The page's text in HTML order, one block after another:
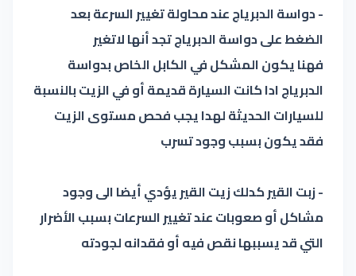
- دواسة الدبرياج عند محاولة تغيير السرعة بعد
الضغط على دواسة الدبرياج تجد أنها لاتغير
فهنا يكون المشكل في الكابل الخاص بدواسة
الدبرياج ادا كانت السيارة قديمة أو في الزيت بالنسبة
للسيارات الحديثة لهدا يجب فحص مستوى الزيت
فقد يكون بسبب وجود تسرب
- زبت القير كدلك زيت القير يؤدي أيضا الى وجود
مشاكل أو صعوبات عند تغيير السرعات بسبب الأضرار
التي قد يسببها نقص فيه أو فقدانه لجودته